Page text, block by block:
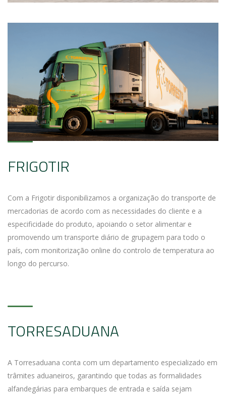
FRIGOTIR
Com a Frigotir disponibilizamos a organização do transporte de
mercadorias de acordo com as necessidades do cliente e a
especificidade do produto, apoiando o setor alimentar e
promovendo um transporte diário de grupagem para todo o
país, com monitorização online do controlo de temperatura ao
longo do percurso.
TORRESADUANA
A Torresaduana conta com um departamento especializado em
trâmites aduaneiros, garantindo que todas as formalidades
alfandegárias para embarques de entrada e saída sejam